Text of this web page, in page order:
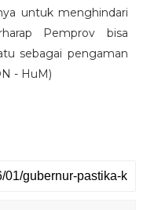
untuk menghindari
Pemprov bisa
sebagai pengaman
- HuM)